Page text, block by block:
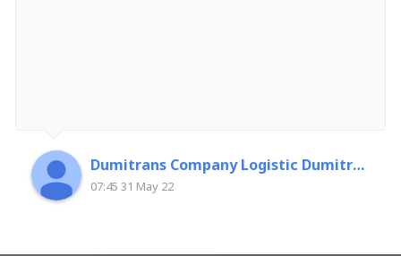
Dumitrans Company Logistic Dumitrascu Florin
07:45 31 May 22